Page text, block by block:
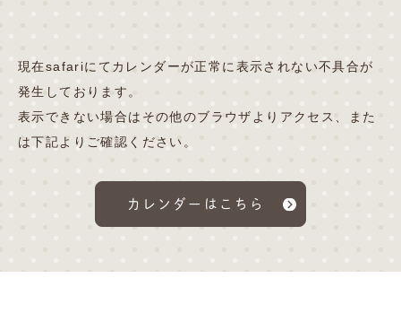
現在safariにてカレンダーが正常に表示されない不具合が
発生しております。
表示できない場合はその他のブラウザよりアクセス、また
は下記よりご確認ください。
カレンダーはこちら